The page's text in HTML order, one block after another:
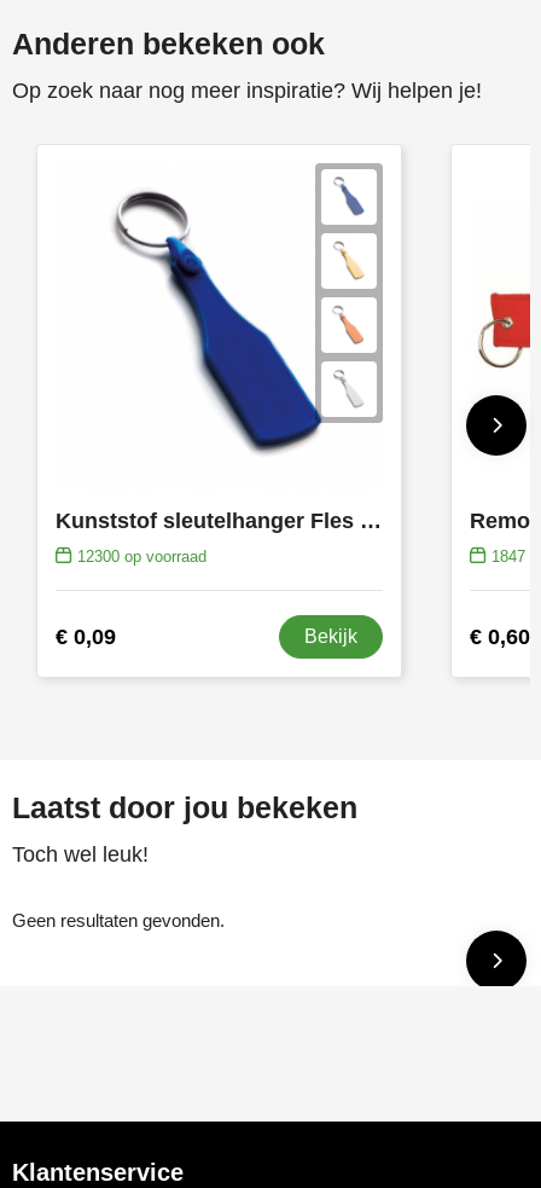
Anderen bekeken ook
Op zoek naar nog meer inspiratie? Wij helpen je!
Kunststof sleutelhanger Fles SALE
12300op voorraad
€ 0,09 Bekijk
1847
€ 0,60
Laatst door jou bekeken
Toch wel leuk!
Geen resultaten gevonden.
Klantenservice